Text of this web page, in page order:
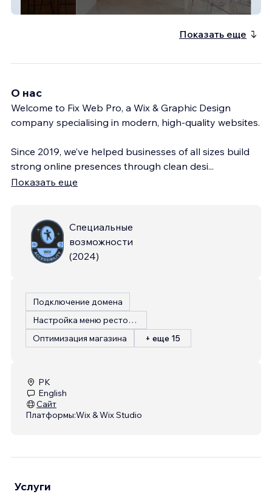
nick k property
Показать еще
О нас
Welcome to Fix Web Pro, a Wix & Graphic Design
company specialising in modern, high-quality websites.
Since 2019, we’ve helped businesses of all sizes build
strong online presences through clean desi...
Показать еще
Специальные
возможности
(2024)
Подключение домена
Настройка меню ресторана
Оптимизация магазина
+ еще 15
PK
English
Сайт
Платформы:Wix & Wix Studio
Услуги